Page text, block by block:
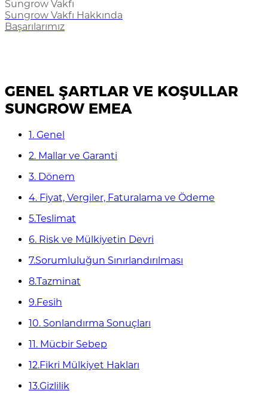
Sungrow Vakfı
Sungrow Vakfı Hakkında
Başarılarımız
GENEL ŞARTLAR VE KOŞULLAR
SUNGROW EMEA
1. Genel
2. Mallar ve Garanti
3. Dönem
4. Fiyat, Vergiler, Faturalama ve Ödeme
5.Teslimat
6. Risk ve Mülkiyetin Devri
7.Sorumluluğun Sınırlandırılması
8.Tazminat
9.Fesih
10. Sonlandırma Sonuçları
11. Mücbir Sebep
12.Fikri Mülkiyet Hakları
13.Gizlilik